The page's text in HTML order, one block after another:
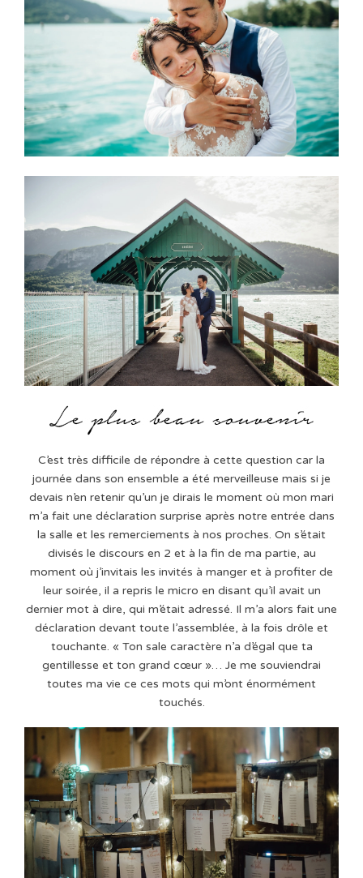
C’est très difficile de répondre à cette question car la
journée dans son ensemble a été merveilleuse mais si je
devais n’en retenir qu’un je dirais le moment où mon mari
m’a fait une déclaration surprise après notre entrée dans
la salle et les remerciements à nos proches. On s’était
divisés le discours en 2 et à la fin de ma partie, au
moment où j’invitais les invités à manger et à profiter de
leur soirée, il a repris le micro en disant qu’il avait un
dernier mot à dire, qui m’était adressé. Il m’a alors fait une
déclaration devant toute l’assemblée, à la fois drôle et
touchante. « Ton sale caractère n’a d’égal que ta
gentillesse et ton grand cœur »… Je me souviendrai
toutes ma vie ce ces mots qui m’ont énormément
touchés.